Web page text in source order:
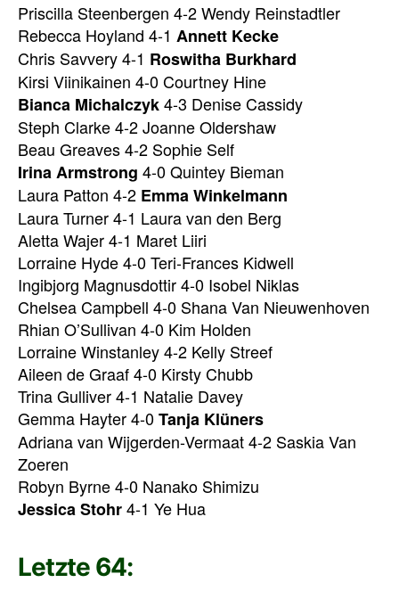
Priscilla Steenbergen 4-2 Wendy Reinstadtler
Rebecca Hoyland 4-1 Annett Kecke
Chris Savvery 4-1 Roswitha Burkhard
Kirsi Viinikainen 4-0 Courtney Hine
Bianca Michalczyk4-3 Denise Cassidy
Steph Clarke 4-2 Joanne Oldershaw
Beau Greaves 4-2 Sophie Self
Irina Armstrong 4-0 Quintey Bieman
Laura Patton 4-2 Emma Winkelmann
Laura Turner 4-1 Laura van den Berg
Aletta Wajer 4-1 Maret Liiri
Lorraine Hyde 4-0 Teri-Frances Kidwell
Ingibjorg Magnusdottir 4-0 Isobel Niklas
Chelsea Campbell 4-0 Shana Van Nieuwenhoven
Rhian O’Sullivan 4-0 Kim Holden
Lorraine Winstanley 4-2 Kelly Streef
Aileen de Graaf 4-0 Kirsty Chubb
Trina Gulliver 4-1 Natalie Davey
Gemma Hayter 4-0Tanja Klüners
Adriana van Wijgerden-Vermaat 4-2 Saskia Van
Zoeren
Robyn Byrne 4-0 Nanako Shimizu
Jessica Stohr4-1 Ye Hua
Letzte 64: